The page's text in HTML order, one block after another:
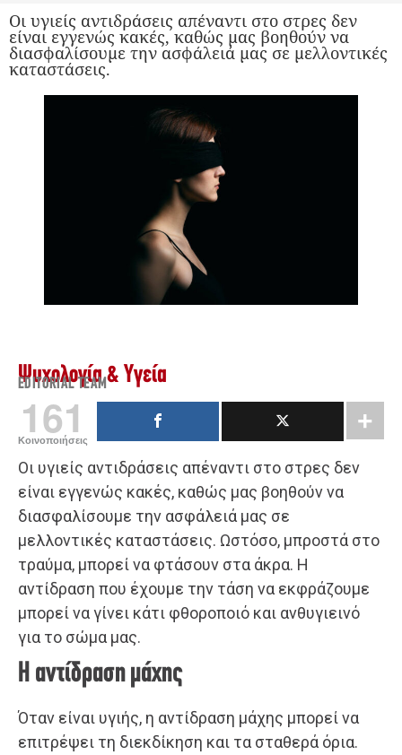
Οι υγιείς αντιδράσεις απέναντι στο στρες δεν
είναι εγγενώς κακές, καθώς μας βοηθούν να
διασφαλίσουμε την ασφάλειά μας σε μελλοντικές
καταστάσεις.
Ψυχολογία & Υγεία
EDITORIAL TEAM
161
Κοινοποιήσεις
Οι υγιείς αντιδράσεις απέναντι στο στρες δεν
είναι εγγενώς κακές, καθώς μας βοηθούν να
διασφαλίσουμε την ασφάλειά μας σε
μελλοντικές καταστάσεις. Ωστόσο, μπροστά στο
τραύμα, μπορεί να φτάσουν στα άκρα. Η
αντίδραση που έχουμε την τάση να εκφράζουμε
μπορεί να γίνει κάτι φθοροποιό και ανθυγιεινό
για το σώμα μας.
Η αντίδραση μάχης
Όταν είναι υγιής, η αντίδραση μάχης μπορεί να
επιτρέψει τη διεκδίκηση και τα σταθερά όρια.